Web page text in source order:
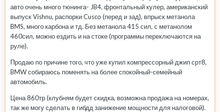
авто очень много тюнинга- JB4, фронтальный кулер, американский
выпуск Vishnu, распорки Cusco (перед и зад), впрыск метанола
BMS, много карбона и тд. Без метанола 415 сил, с метанолом
460сил, можно ездить и на стоке (программы переключаются на
руле).
Продаю по причине того, что уже купил компрессорный джип срт8,
BMW собираюсь поменять на более спокойный-семейный
автомобиль.
Цена 860тр (клубням будет скидка, возможна продажа на номерах,
так же могу сделать в гибдд занижение мощности для налоговой).